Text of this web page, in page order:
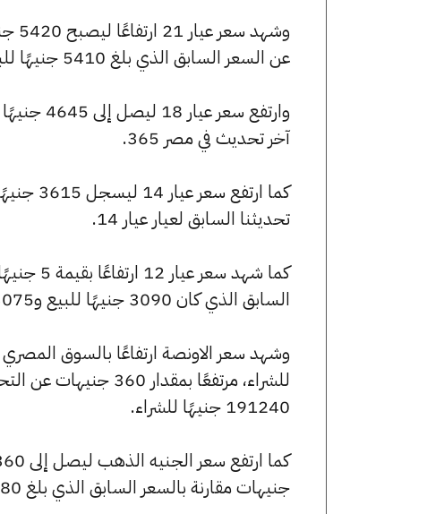
عن السعر السابق الذي بلغ 5410 جنيهًا للبيع و5380 جنيهًا للشراء.
آخر تحديث في مصر 365.
تحديثنا السابق لعيار عيار 14.
السابق الذي كان 3090 جنيهًا للبيع و3075 جنيهًا للشراء.
191240 جنيهًا للشراء.
جنيهات مقارنة بالسعر السابق الذي بلغ 43280 جنيهًا للبيع و43040 جنيهًا للشراء.